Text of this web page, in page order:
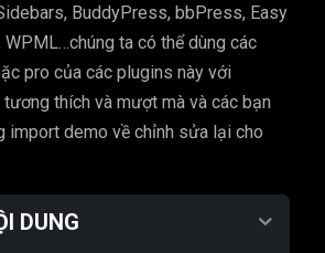
BuddyPress, bbPress, Easy
ta có thể dùng các
pro của các plugins này với
tương thích và mượt mà và các bạn
import demo về chỉnh sửa lại cho
DUNG